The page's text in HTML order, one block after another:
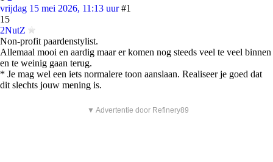
vrijdag 15 mei 2026, 11:13 uur #1
15
2NutZ
Non-profit paardenstylist.
Allemaal mooi en aardig maar er komen nog steeds veel te veel binnen
en te weinig gaan terug.
* Je mag wel een iets normalere toon aanslaan. Realiseer je goed dat
dit slechts jouw mening is.
▼ Advertentie door Refinery89